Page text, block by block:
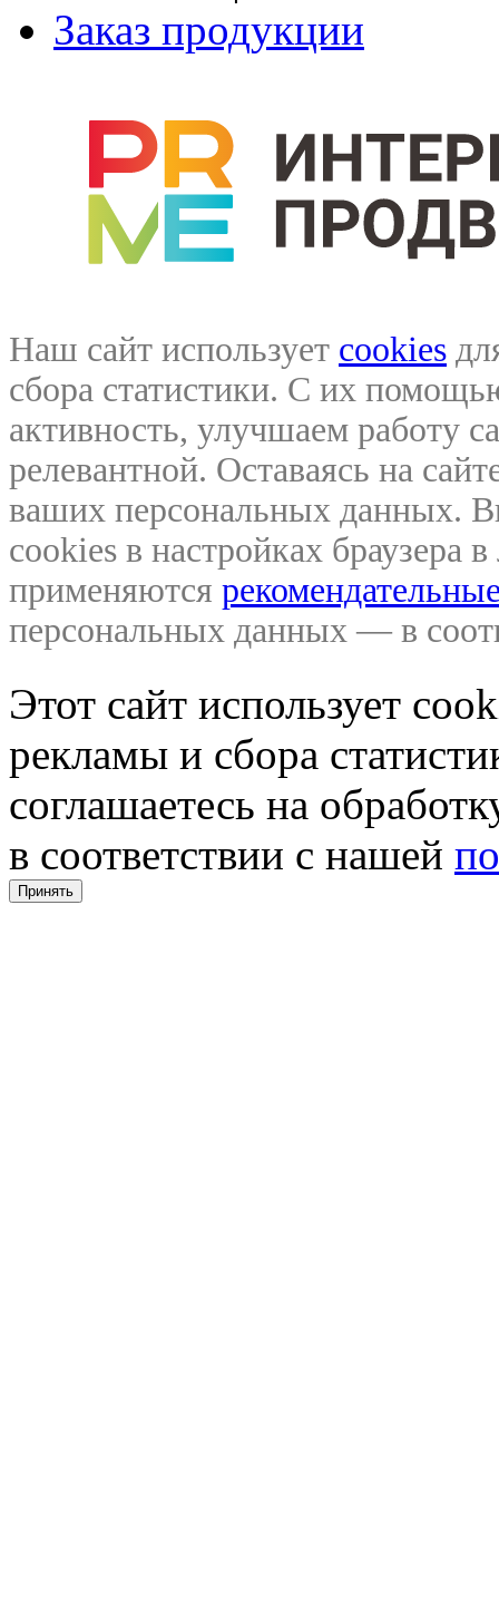
Заказ продукции
Наш сайт использует cookies
сбора статистики. С их
активность, улучшаем работу
релевантной. Оставаясь на
ваших персональных данных.
cookies в настройках браузера
применяются
персональных данных — в
Этот сайт использует
рекламы и сбора
соглашаетесь на
в соответствии с нашей
Принять